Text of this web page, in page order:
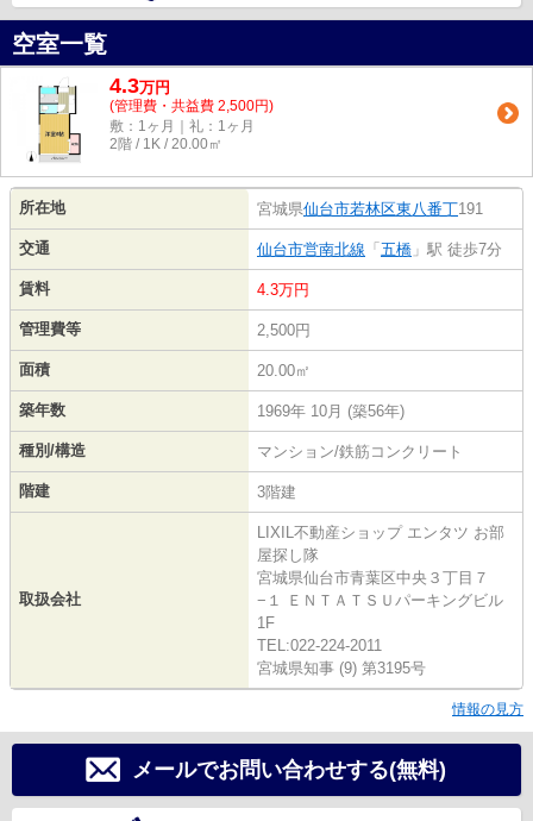
空室一覧
4.3万円
(管理費・共益費 2,500円)
敷：1ヶ月｜礼：1ヶ月
2階 / 1K / 20.00㎡
所在地 宮城県仙台市若林区東八番丁191
交通 仙台市営南北線 「 五橋 」駅 徒歩7分
賃料 4.3万円
管理費等 2,500円
面積 20.00㎡
築年数 1969年 10月 (築56年)
種別/構造 マンション/鉄筋コンクリート
階建 3階建
取扱会社
LIXIL不動産ショップ エンタツ お部
屋探し隊
宮城県仙台市青葉区中央３丁目７
−１ ＥＮＴＡＴＳＵパーキングビル
1F
TEL:022-224-2011
宮城県知事 (9) 第3195号
情報の見方
メールでお問い合わせする(無料)